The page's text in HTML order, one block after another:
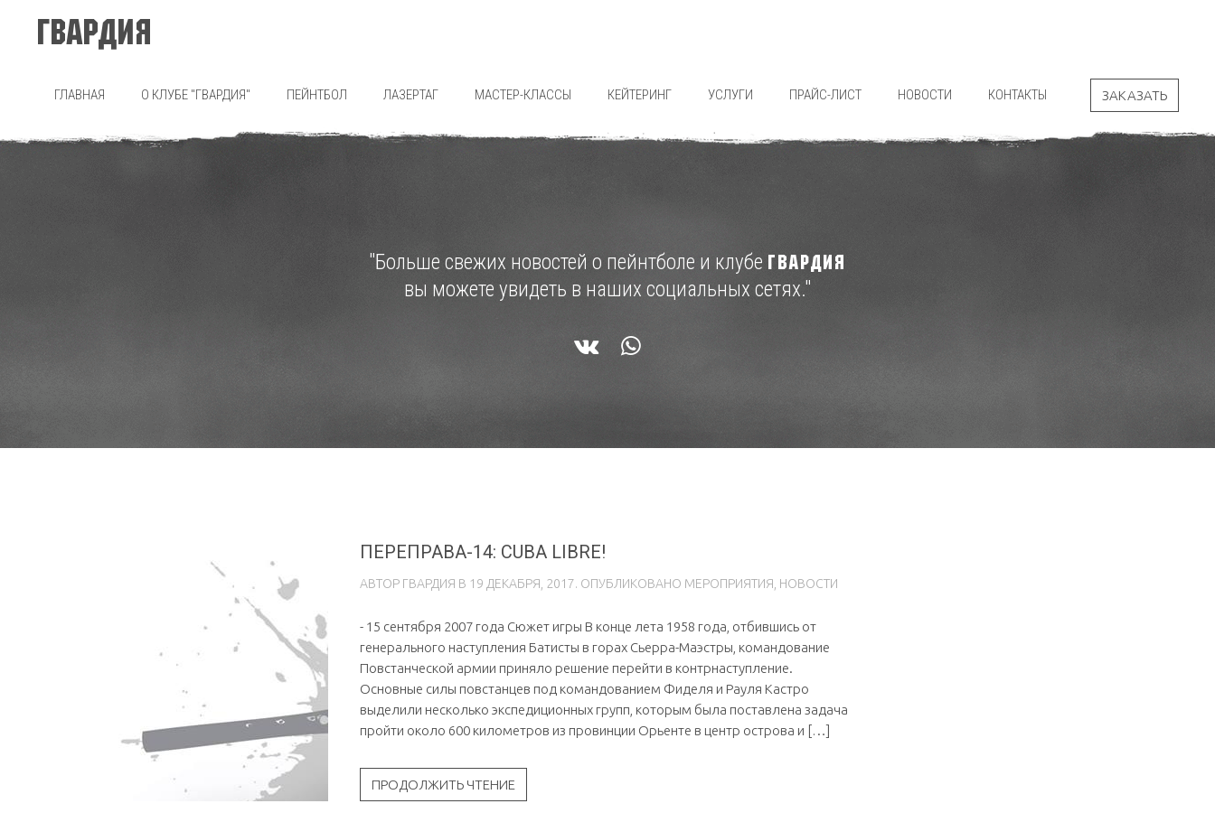
Гвардия
ГЛАВНАЯ О КЛУБЕ "ГВАРДИЯ" ПЕЙНТБОЛ ЛАЗЕРТАГ МАСТЕР-КЛАССЫ КЕЙТЕРИНГ УСЛУГИ ПРАЙС-ЛИСТ НОВОСТИ КОНТАКТЫ ЗАКАЗАТЬ
"Больше свежих новостей о пейнтболе и клубе ГВАРДИЯ
вы можете увидеть в наших социальных сетях."
ПЕРЕПРАВА-14: CUBA LIBRE!
АВТОР ГВAРДИЯ В 19 ДЕКАБРЯ, 2017. ОПУБЛИКОВАНО МЕРОПРИЯТИЯ НОВОСТИ
- 15 сентября 2007 года Сюжет игры В конце лета 1958 года, отбившись от
генерального наступления Батисты в горах Сьерра-Маэстры, командование
Повстанческой армии приняло решение перейти в контрнаступление.
Основные силы повстанцев под командованием Фиделя и Рауля Кастро
выделили несколько экспедиционных групп, которым была поставлена задача
пройти около 600 километров из провинции Орьенте в центр острова и […]
ПРОДОЛЖИТЬ ЧТЕНИЕ